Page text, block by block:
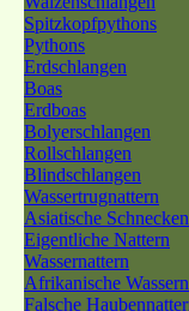
Spitzkopfpythons
Pythons
Erdschlangen
Boas
Erdboas
Bolyerschlangen
Rollschlangen
Blindschlangen
Wassertrugnattern
Asiatische
Eigentliche Nattern
Wassernattern
Afrikanische
Falsche